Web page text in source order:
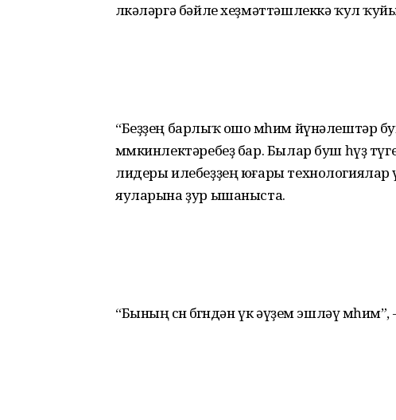
өлкәләргә бәйле хеҙмәттәшлеккә ҡул
“Беҙҙең барлыҡ ошо мөһим йүнәлештәр
мөмкинлектәребеҙ бар. Былар буш һүҙ
лидеры илебеҙҙең юғары
яуларына ҙур ышаныста.
“Бының өсөн бөгөндән үк әүҙем эшләү